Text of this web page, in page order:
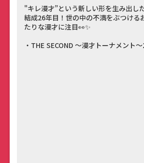
"キレ漫才”という新しい形を生み出し
結成26年目！世の中の不満をぶつける
たりな漫才に注目👀✨
・THE SECOND ～漫才トーナメント